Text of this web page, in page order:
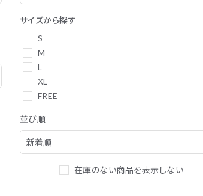
サイズから探す
S
M
L
XL
FREE
並び順
在庫のない商品を表示しない